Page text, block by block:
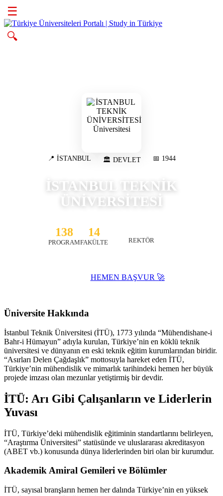
☰
🔍
📍 İSTANBUL 🏛️ DEVLET 📅 1944
İSTANBUL TEKNİK
ÜNİVERSİTESİ
138
PROGRAM
14
FAKÜLTE REKTÖR
HEMEN BAŞVUR 🚀
Üniversite Hakkında
İstanbul Teknik Üniversitesi (İTÜ), 1773 yılında “Mühendishane-i
Bahr-i Hümayun” adıyla kurulan, Türkiye’nin en köklü teknik
üniversitesi ve dünyanın en eski teknik eğitim kurumlarından biridir.
“Asırları Delen Çağdaşlık” mottosuyla hareket eden İTÜ,
Türkiye’nin mühendislik ve mimarlık tarihindeki hemen her büyük
projede imzası olan mezunlar yetiştirmiş bir devdir.
İTÜ: Arı Gibi Çalışanların ve Liderlerin
Yuvası
İTÜ, Türkiye’deki mühendislik eğitiminin standartlarını belirleyen,
“Araştırma Üniversitesi” statüsünde ve uluslararası akreditasyon
(ABET vb.) konusunda dünya liderlerinden biri olan bir kurumdur.
Akademik Amiral Gemileri ve Bölümler
İTÜ, sayısal branşların hemen her dalında Türkiye’nin en yüksek